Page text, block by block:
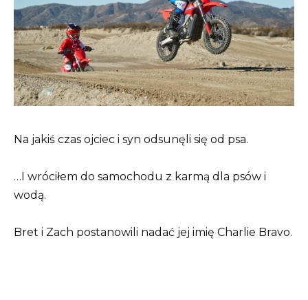
Na jakiś czas ojciec i syn odsunęli się od psa.
…I wróciłem do samochodu z karmą dla psów i
wodą.
Bret i Zach postanowili nadać jej imię Charlie Bravo.